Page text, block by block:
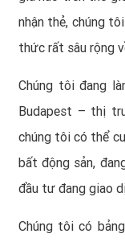
nhận thẻ, chúng
thức rất sâu rộng
Chúng tôi đang
Budapest – thị
chúng tôi có thể
bất động sản,
đầu tư đang giao
Chúng tôi có